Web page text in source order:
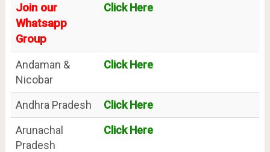
Join our
Whatsapp
Group
Click Here
Andaman &
Nicobar
Click Here
Andhra Pradesh
Click Here
Arunachal
Pradesh
Click Here